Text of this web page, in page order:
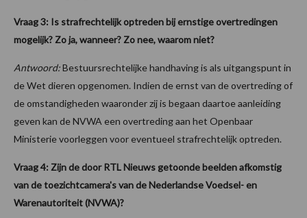
Vraag 3: Is strafrechtelijk optreden bij ernstige overtredingen
mogelijk? Zo ja, wanneer? Zo nee, waarom niet?
Antwoord:Bestuursrechtelijke handhaving is als uitgangspunt in
de Wet dieren opgenomen. Indien de ernst van de overtreding of
de omstandigheden waaronder zij is begaan daartoe aanleiding
geven kan de NVWA een overtreding aan het Openbaar
Ministerie voorleggen voor eventueel strafrechtelijk optreden.
Vraag 4: Zijn de door RTL Nieuws getoonde beelden afkomstig
van de toezichtcamera's van de Nederlandse Voedsel- en
Warenautoriteit (NVWA)?